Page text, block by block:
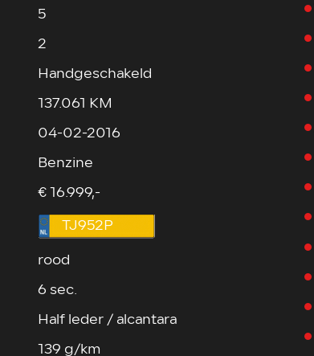
5
2
Handgeschakeld
137.061 KM
04-02-2016
Benzine
€ 16.999,-
TJ952P
rood
6 sec.
Half leder / alcantara
139 g/km